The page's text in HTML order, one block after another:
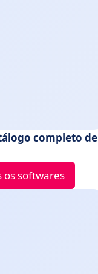
completo de
os softwares